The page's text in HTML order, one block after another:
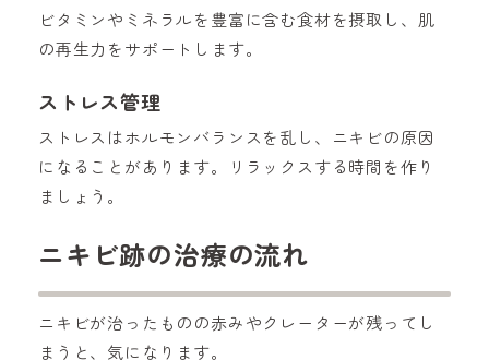
ビタミンやミネラルを豊富に含む食材を摂取し、肌
の再生力をサポートします。
ストレス管理
ストレスはホルモンバランスを乱し、ニキビの原因
になることがあります。リラックスする時間を作り
ましょう。
ニキビ跡の治療の流れ
ニキビが治ったものの赤みやクレーターが残ってし
まうと、気になります。